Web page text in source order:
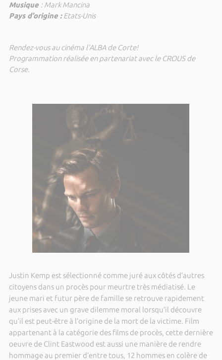
Musique : Mark Mancina
Pays d’origine :Etats-Unis
Rendez-vous au cinéma l'ALBA de Corte!
Programmation réalisée en partenariat avec le CROUS de
Corse.
Justin Kemp est sélectionné comme juré aux côtés d’autres
citoyens dans un procès pour meurtre très médiatisé. Le
jeune mari et futur père de famille se retrouve rapidement
aux prises avec un grave dilemme moral lorsqu’il découvre
qu’il est peut-être à l’origine de la mort de la victime. Film
appartenant à la catégorie des films de procès, cette dernière
oeuvre de Clint Eastwood est aussi une manière de rendre
hommage au premier d’entre tous, 12 hommes en colère de